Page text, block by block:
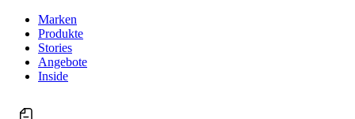
Marken
Produkte
Stories
Angebote
Inside